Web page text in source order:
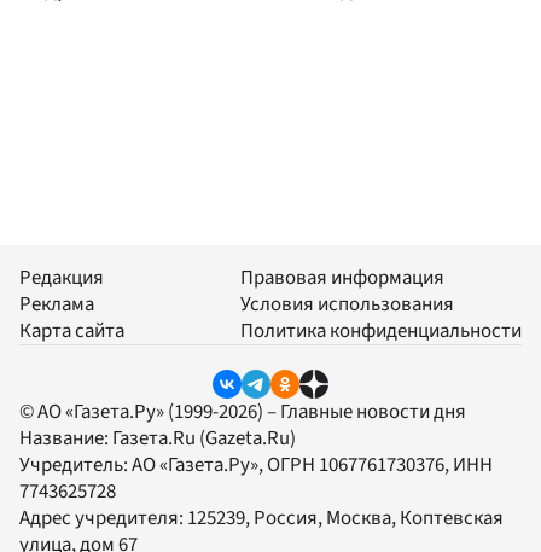
Редакция
Реклама
Карта сайта
Правовая информация
Условия использования
Политика конфиденциальности
© АО «Газета.Ру» (1999-2026) – Главные новости дня
Название: Газета.Ru (Gazeta.Ru)
Учредитель:АО «Газета.Ру», ОГРН 1067761730376, ИНН
7743625728
Адрес учредителя: 125239, Россия, Москва, Коптевская
улица, дом 67